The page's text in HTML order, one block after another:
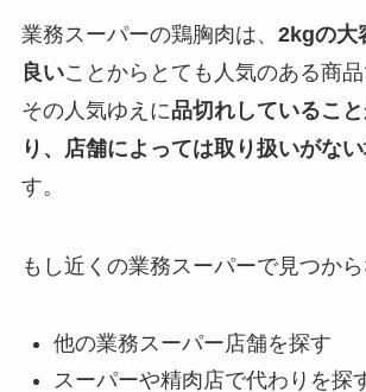
業務スーパーの鶏胸肉は、 2kgの大
良いことからとても人気のある商品
その人気ゆえに品切れしているこ
り、店舗によっては取り扱いがな
す。
もし近くの業務スーパーで見つから
他の業務スーパー店舗を探す
スーパーや精肉店で代わりを探